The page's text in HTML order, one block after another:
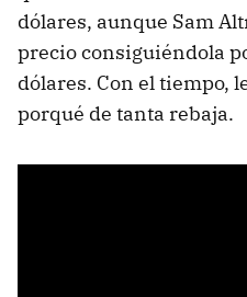
dólares, aunque Sam
precio consiguiéndola
dólares. Con el tiempo,
porqué de tanta rebaja.